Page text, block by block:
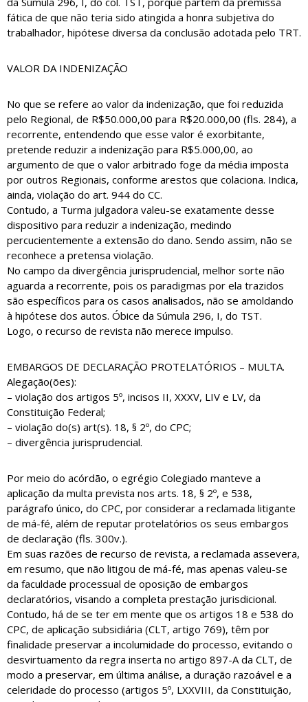
fática de que não teria sido atingida a honra subjetiva do
trabalhador, hipótese diversa da conclusão adotada pelo TRT.
VALOR DA INDENIZAÇÃO
No que se refere ao valor da indenização, que foi reduzida
pelo Regional, de R$50.000,00 para R$20.000,00 (fls. 284), a
recorrente, entendendo que esse valor é exorbitante,
pretende reduzir a indenização para R$5.000,00, ao
argumento de que o valor arbitrado foge da média imposta
por outros Regionais, conforme arestos que colaciona. Indica,
ainda, violação do art. 944 do CC.
Contudo, a Turma julgadora valeu-se exatamente desse
dispositivo para reduzir a indenização, medindo
percucientemente a extensão do dano. Sendo assim, não se
reconhece a pretensa violação.
No campo da divergência jurisprudencial, melhor sorte não
aguarda a recorrente, pois os paradigmas por ela trazidos
são específicos para os casos analisados, não se amoldando
à hipótese dos autos. Óbice da Súmula 296, I, do TST.
Logo, o recurso de revista não merece impulso.
EMBARGOS DE DECLARAÇÃO PROTELATÓRIOS – MULTA.
Alegação(ões):
– violação dos artigos 5º, incisos II, XXXV, LIV e LV, da
Constituição Federal;
– violação do(s) art(s). 18, § 2º, do CPC;
– divergência jurisprudencial.
Por meio do acórdão, o egrégio Colegiado manteve a
aplicação da multa prevista nos arts. 18, § 2º, e 538,
parágrafo único, do CPC, por considerar a reclamada litigante
de má-fé, além de reputar protelatórios os seus embargos
de declaração (fls. 300v.).
Em suas razões de recurso de revista, a reclamada assevera,
em resumo, que não litigou de má-fé, mas apenas valeu-se
da faculdade processual de oposição de embargos
declaratórios, visando a completa prestação jurisdicional.
Contudo, há de se ter em mente que os artigos 18 e 538 do
CPC, de aplicação subsidiária (CLT, artigo 769), têm por
finalidade preservar a incolumidade do processo, evitando o
desvirtuamento da regra inserta no artigo 897-A da CLT, de
modo a preservar, em última análise, a duração razoável e a
celeridade do processo (artigos 5º, LXXVIII, da Constituição,